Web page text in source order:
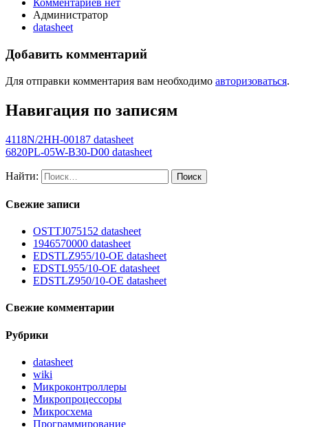
Комментариев нет
Администратор
datasheet
Добавить комментарий
Для отправки комментария вам необходимо авторизоваться.
Навигация по записям
4118N/2HH-00187 datasheet
6820PL-05W-B30-D00 datasheet
Найти:
Свежие записи
OSTTJ075152 datasheet
1946570000 datasheet
EDSTLZ955/10-OE datasheet
EDSTL955/10-OE datasheet
EDSTLZ950/10-OE datasheet
Свежие комментарии
Рубрики
datasheet
wiki
Микроконтроллеры
Микропроцессоры
Микросхема
Программирование